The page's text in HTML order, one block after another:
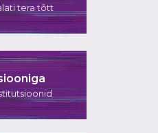
tera tõtt